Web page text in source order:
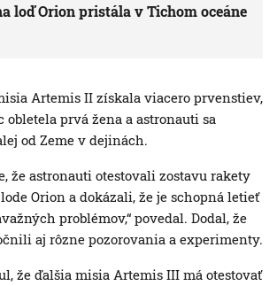
loď Orion pristála v Tichom oceáne
Artemis II získala viacero prvenstiev,
prvá žena a astronauti sa
od Zeme v dejinách.
že astronauti otestovali zostavu rakety
Orion a dokázali, že je schopná letieť
problémov,“ povedal. Dodal, že
aj rôzne pozorovania a experimenty.
že ďalšia misia Artemis III má otestovať